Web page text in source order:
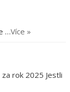
…Více »
rok 2025 Jestli